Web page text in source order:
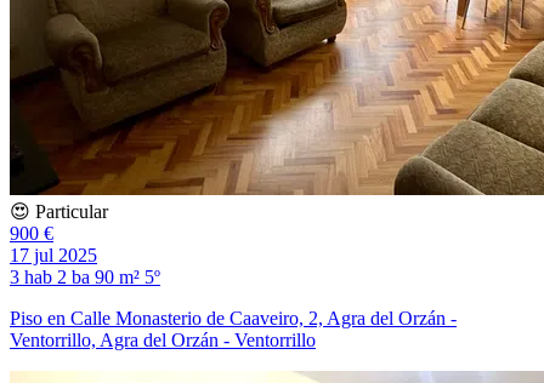
😍 Particular
900 €
17 jul 2025
3 hab 2 ba 90 m² 5º
Piso en Calle Monasterio de Caaveiro, 2, Agra del Orzán -
Ventorrillo, Agra del Orzán - Ventorrillo